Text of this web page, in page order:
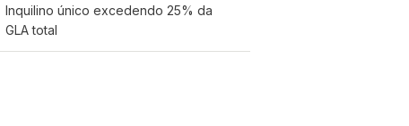
Inquilino único excedendo 25% da
GLA total